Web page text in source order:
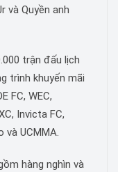
và Quyền anh
trận đấu lịch
trình khuyến mãi
FC, WEC,
Invicta FC,
và UCMMA.
hàng nghìn và